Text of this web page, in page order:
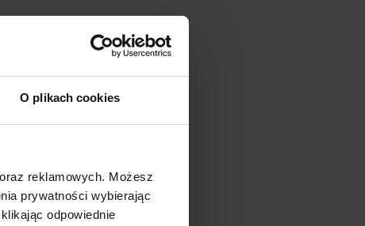
O plikach cookies
reklamowych. Możesz
prywatności wybierając
odpowiednie